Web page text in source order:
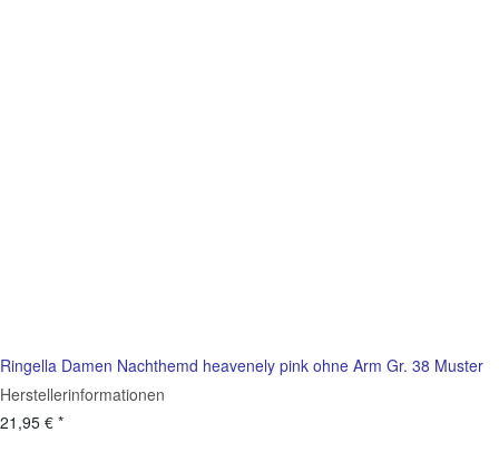
Ringella Damen Nachthemd heavenely pink ohne Arm Gr. 38 Muster
Herstellerinformationen
21,95 € *